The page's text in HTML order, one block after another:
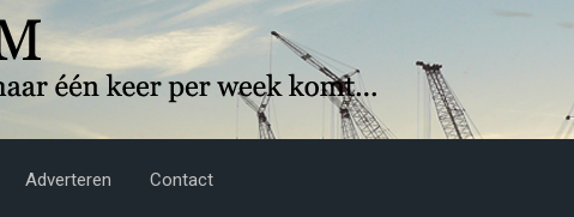
Adverteren Contact